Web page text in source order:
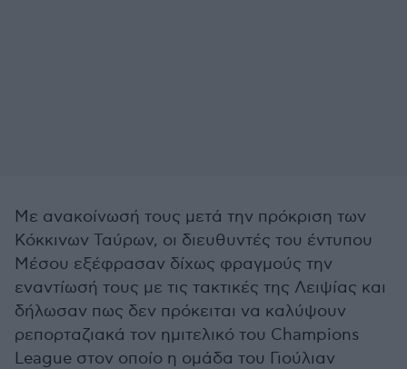
Με ανακοίνωσή τους μετά την πρόκριση των
Κόκκινων Ταύρων, οι διευθυντές του έντυπου
Μέσου εξέφρασαν δίχως φραγμούς την
εναντίωσή τους με τις τακτικές της Λειψίας και
δήλωσαν πως δεν πρόκειται να καλύψουν
ρεπορταζιακά τον ημιτελικό του Champions
League στον οποίο η ομάδα του Γιούλιαν